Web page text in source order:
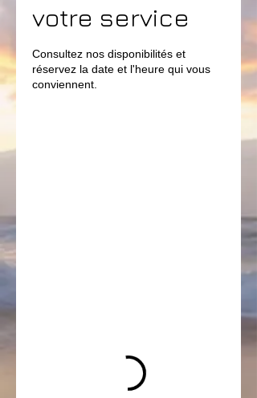
votre service
Consultez nos disponibilités et
réservez la date et l'heure qui vous
conviennent.